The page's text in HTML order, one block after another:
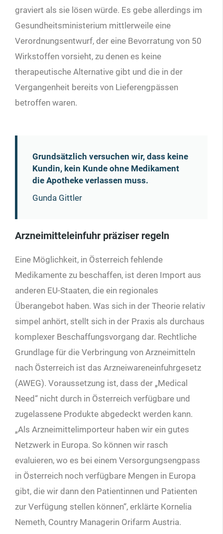
graviert als sie lösen würde. Es gebe allerdings im
Gesundheitsministerium mittlerweile eine
Verordnungsentwurf, der eine Bevorratung von 50
Wirkstoffen vorsieht, zu denen es keine
therapeutische Alternative gibt und die in der
Vergangenheit bereits von Lieferengpässen
betroffen waren.
Grundsätzlich versuchen wir, dass keine
Kundin, kein Kunde ohne Medikament
die Apotheke verlassen muss.
Gunda Gittler
Arzneimitteleinfuhr präziser regeln
Eine Möglichkeit, in Österreich fehlende
Medikamente zu beschaffen, ist deren Import aus
anderen EU-Staaten, die ein regionales
Überangebot haben. Was sich in der Theorie relativ
simpel anhört, stellt sich in der Praxis als durchaus
komplexer Beschaffungsvorgang dar. Rechtliche
Grundlage für die Verbringung von Arzneimitteln
nach Österreich ist das Arzneiwareneinfuhrgesetz
(AWEG). Voraussetzung ist, dass der „Medical
Need“ nicht durch in Österreich verfügbare und
zugelassene Produkte abgedeckt werden kann.
„Als Arzneimittelimporteur haben wir ein gutes
Netzwerk in Europa. So können wir rasch
evaluieren, wo es bei einem Versorgungsengpass
in Österreich noch verfügbare Mengen in Europa
gibt, die wir dann den Patientinnen und Patienten
zur Verfügung stellen können“, erklärte Kornelia
Nemeth, Country Managerin Orifarm Austria.